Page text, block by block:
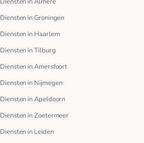
Diensten in Groningen
Diensten in Haarlem
Diensten in Tilburg
Diensten in Amersfoort
Diensten in Nijmegen
Diensten in Apeldoorn
Diensten in Zoetermeer
Diensten in Leiden